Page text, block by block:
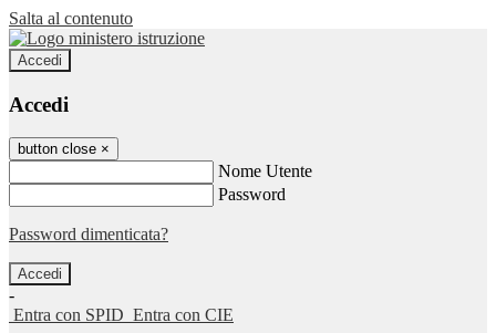
Salta al contenuto
Accedi
Accedi
button close ×
Nome Utente
Password
Password dimenticata?
-
Entra con SPID Entra con CIE